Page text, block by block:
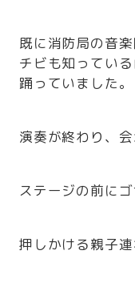
既に消防局の音
チビも知ってい
踊っていました。
演奏が終わり、
ステージの前にゴ
押しかける親子連